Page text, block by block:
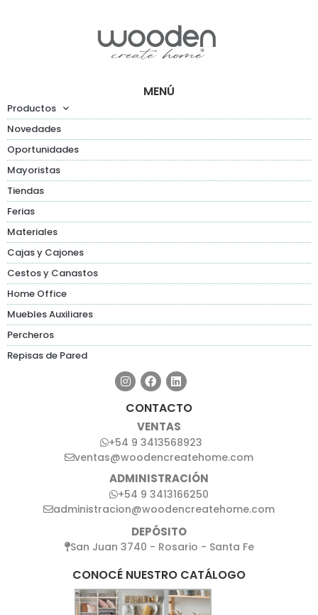
MENÚ
Productos
Novedades
Oportunidades
Mayoristas
Tiendas
Ferias
Materiales
Cajas y Cajones
Cestos y Canastos
Home Office
Muebles Auxiliares
Percheros
Repisas de Pared
CONTACTO
VENTAS
+54 9 3413568923
ventas@woodencreatehome.com
ADMINISTRACIÓN
+54 9 3413166250
administracion@woodencreatehome.com
DEPÓSITO
San Juan 3740 - Rosario - Santa Fe
CONOCÉ NUESTRO CATÁLOGO